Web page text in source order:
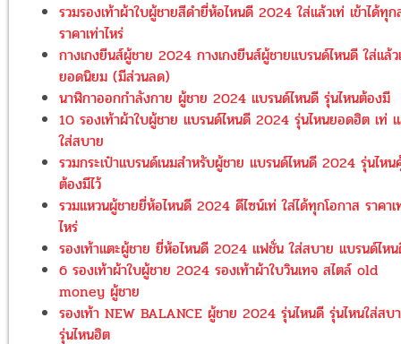
รวมรองเท้าผ้าใบผู้ชายสีดำยี่ห้อไหนดี 2024 ใส่แล้วเท่ เข้าได้ทุ
ราคาเท่าไหร่
กางเกงยีนส์ผู้ชาย 2024 กางเกงยีนส์ผู้ชายแบรนด์ไหนดี ใส่แล้ว
ยอดนิยม (มีส่วนลด)
นาฬิกาออกกำลังกาย ผู้ชาย 2024 แบรนด์ไหนดี รุ่นไหนต้องมี
10 รองเท้าผ้าใบผู้ชาย แบรนด์ไหนดี 2024 รุ่นไหนยอดฮิต เท่
ใส่สบาย
รวมกระเป๋าแบรนด์เนมสำหรับผู้ชาย แบรนด์ไหนดี 2024 รุ่นไหน
ต้องมีไว้
รวมแหวนผู้ชายยี่ห้อไหนดี 2024 ดีไซน์เท่ ใส่ได้ทุกโอกาส ราคาเ
ไหร่
รองเท้าแตะผู้ชาย ยี่ห้อไหนดี 2024 แฟชั่น ใส่สบาย แบรนด์ไห
6 รองเท้าผ้าใบผู้ชาย 2024 รองเท้าผ้าใบวินเทจ สไตล์ old
money ผู้ชาย
รองเท้า NEW BALANCE ผู้ชาย 2024 รุ่นไหนดี รุ่นไหนใส่สบ
รุ่นไหนฮิต